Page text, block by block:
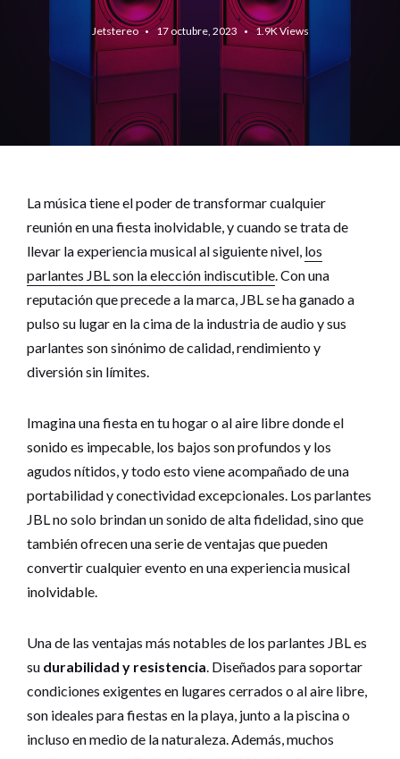
Jetstereo 17 octubre, 2023 1.9KViews
La música tiene el poder de transformar cualquier
reunión en una fiesta inolvidable, y cuando se trata de
llevar la experiencia musical al siguiente nivel, los
parlantes JBL son la elección indiscutible. Con una
reputación que precede a la marca, JBL se ha ganado a
pulso su lugar en la cima de la industria de audio y sus
parlantes son sinónimo de calidad, rendimiento y
diversión sin límites.
Imagina una fiesta en tu hogar o al aire libre donde el
sonido es impecable, los bajos son profundos y los
agudos nítidos, y todo esto viene acompañado de una
portabilidad y conectividad excepcionales. Los parlantes
JBL no solo brindan un sonido de alta fidelidad, sino que
también ofrecen una serie de ventajas que pueden
convertir cualquier evento en una experiencia musical
inolvidable.
Una de las ventajas más notables de los parlantes JBL es
su durabilidad y resistencia. Diseñados para soportar
condiciones exigentes en lugares cerrados o al aire libre,
son ideales para fiestas en la playa, junto a la piscina o
incluso en medio de la naturaleza. Además, muchos